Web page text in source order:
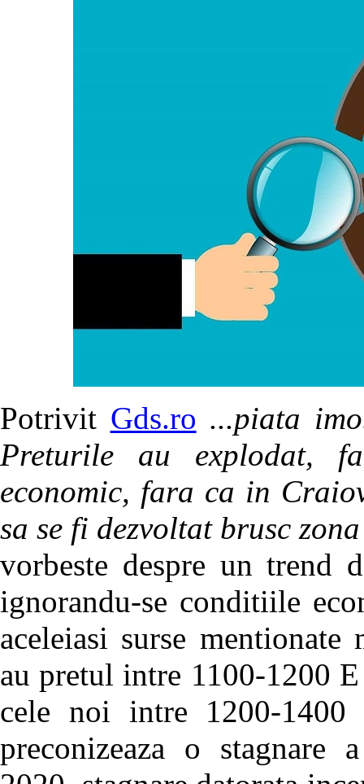
Potrivit Gds.ro ...piata
Preturile au explodat,
economic, fara ca in
sa se fi dezvoltat brusc
vorbeste despre un trend
ignorandu-se conditiile
aceleiasi surse
au pretul intre 1100-1200
cele noi intre 1200-
preconizeaza o